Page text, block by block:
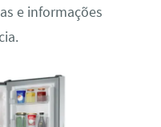
e informações